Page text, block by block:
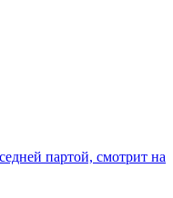
партой, смотрит на